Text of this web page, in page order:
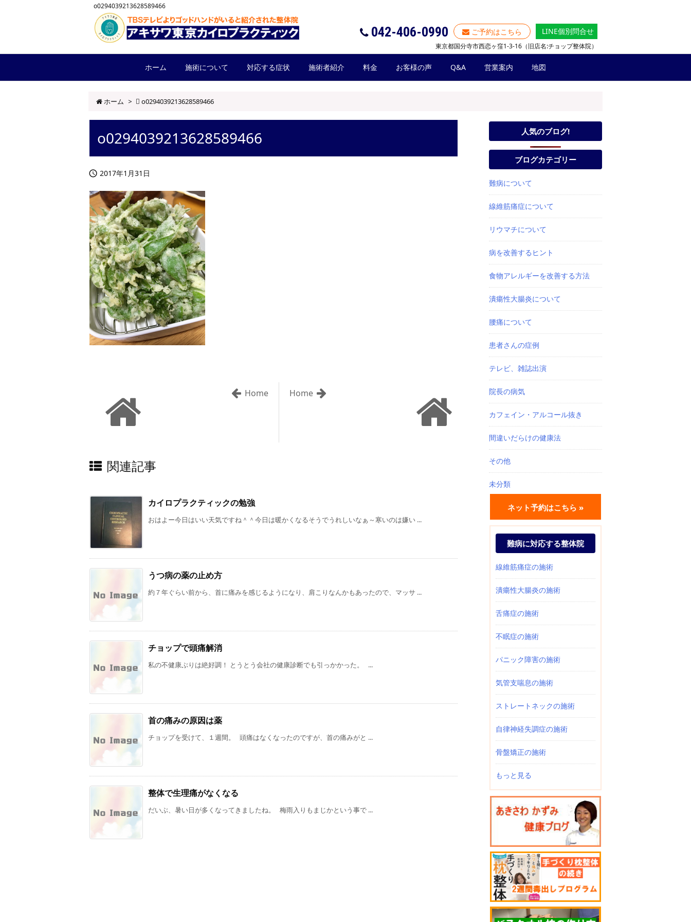
o0294039213628589466
042-406-0990 ご予約はこちら LINE個別問合せ
東京都国分寺市西恋ヶ窪1-3-16（旧店名:チョップ整体院）
ホーム 施術について 対応する症状 施術者紹介 料金 お客様の声 Q&A 営業案内 地図
ホーム > o0294039213628589466
o0294039213628589466
 2017年1月31日
Home
Home
関連記事
カイロプラクティックの勉強
おはよー今日はいい天気ですね＾＾今日は暖かくなるそうでうれしいなぁ～寒いのは嫌い ...
うつ病の薬の止め方
約７年ぐらい前から、首に痛みを感じるようになり、肩こりなんかもあったので、マッサ ...
チョップで頭痛解消
私の不健康ぶりは絶好調！ とうとう会社の健康診断でも引っかかった。 ...
首の痛みの原因は薬
チョップを受けて、１週間。 頭痛はなくなったのですが、首の痛みがと ...
整体で生理痛がなくなる
だいぶ、暑い日が多くなってきましたね。 梅雨入りもまじかという事で ...
人気のブログ!
ブログカテゴリー
難病について
線維筋痛症について
リウマチについて
病を改善するヒント
食物アレルギーを改善する方法
潰瘍性大腸炎について
腰痛について
患者さんの症例
テレビ、雑誌出演
院長の病気
カフェイン・アルコール抜き
間違いだらけの健康法
その他
未分類
ネット予約はこちら »
難病に対応する整体院
線維筋痛症の施術
潰瘍性大腸炎の施術
舌痛症の施術
不眠症の施術
パニック障害の施術
気管支喘息の施術
ストレートネックの施術
自律神経失調症の施術
骨盤矯正の施術
もっと見る